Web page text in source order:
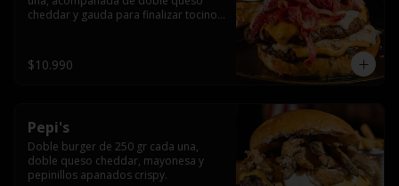
cheddar y gauda para finalizar tocino
$10.990
Pepi's
Doble burger de 250 gr cada una,
doble queso cheddar, mayonesa y
pepinillos apanados crispy.